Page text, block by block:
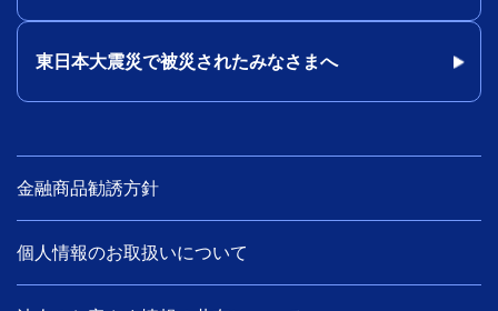
東日本大震災で被災されたみなさまへ
金融商品勧誘方針
個人情報のお取扱いについて